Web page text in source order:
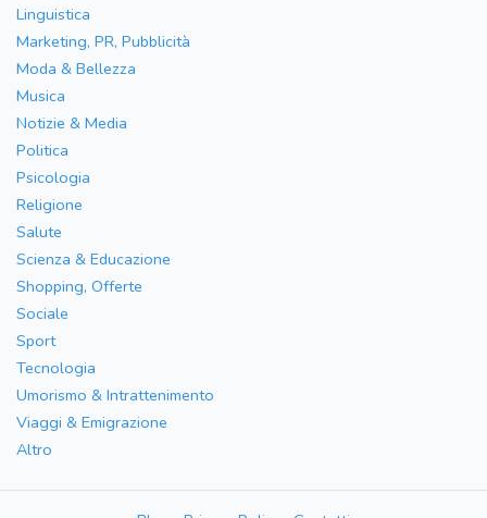
Linguistica
Marketing, PR, Pubblicità
Moda & Bellezza
Musica
Notizie & Media
Politica
Psicologia
Religione
Salute
Scienza & Educazione
Shopping, Offerte
Sociale
Sport
Tecnologia
Umorismo & Intrattenimento
Viaggi & Emigrazione
Altro